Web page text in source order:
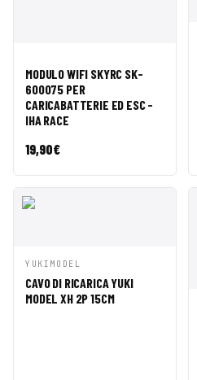
CARRELLO
MODULO WIFI SKYRC SK-
600075 PER
CARICABATTERIE ED ESC -
IHA RACE
19,90€
ANTEPRIMA
CARRELLO
YUKIMODEL
CAVO DI RICARICA YUKI
MODEL XH 2P 15CM